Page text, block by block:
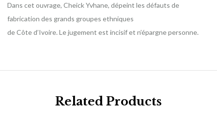
Dans cet ouvrage, Cheick Yvhane, dépeint les défauts de
fabrication des grands groupes ethniques
de Côte d’Ivoire. Le jugement est incisif et n’épargne personne.
Related Products